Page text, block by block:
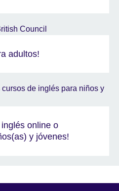
adultos!
online o
y jóvenes!